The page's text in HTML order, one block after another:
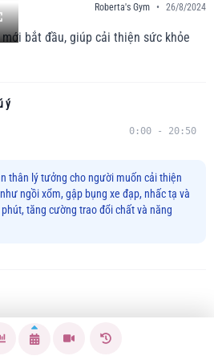
Roberta's Gym • 26/8/2024
bắt đầu, giúp cải thiện sức khỏe
ý
0:00 - 20:50
thân lý tưởng cho người muốn cải thiện
ngồi xổm, gập bụng xe đạp, nhấc tạ và
tăng cường trao đổi chất và năng